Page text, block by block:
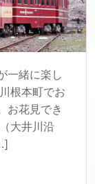
一緒に楽し
根本町でお
お花見でき
大井川沿